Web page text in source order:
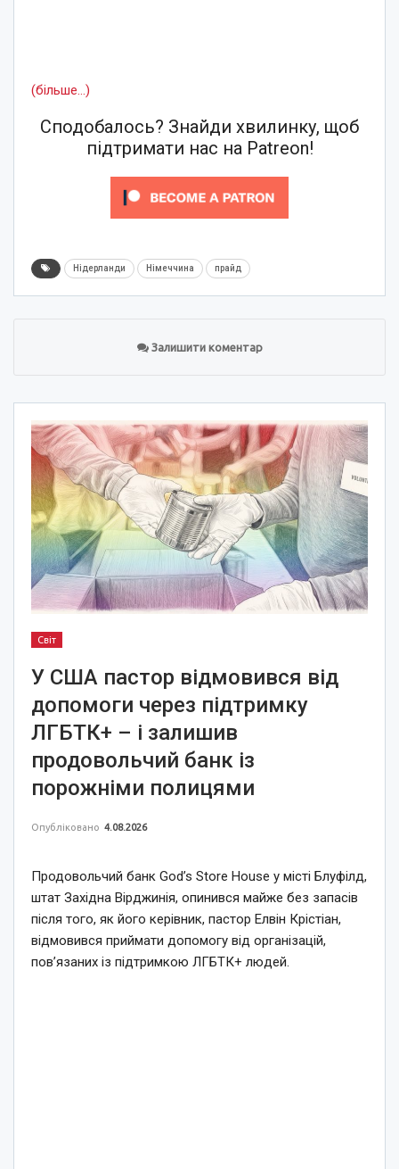
(більше…)
Сподобалось? Знайди хвилинку, щоб
підтримати нас на Patreon!
Нідерланди Німеччина прайд
Залишити коментар
Світ
У США пастор відмовився від
допомоги через підтримку
ЛГБТК+ – і залишив
продовольчий банк із
порожніми полицями
Опубліковано 4.08.2026
Продовольчий банк God’s Store House у місті Блуфілд,
штат Західна Вірджинія, опинився майже без запасів
після того, як його керівник, пастор Елвін Крістіан,
відмовився приймати допомогу від організацій,
пов’язаних із підтримкою ЛГБТК+ людей.